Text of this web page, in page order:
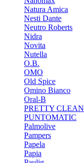
Natura Amica
Nesti Dante
Neutro Roberts
Nidra
Novita
Nutella
O.B.
OMO
Old Spice
Omino Bianco
Oral-B
PRETTY CLEAN
PUNTOMATIC
Palmolive
Pampers
Papela
Papia